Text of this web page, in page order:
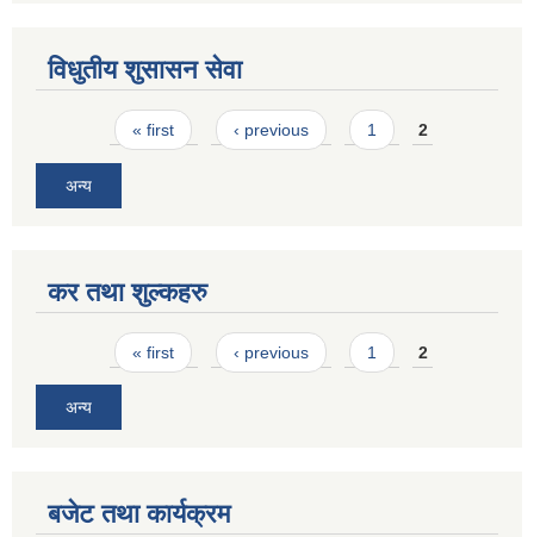
विधुतीय शुसासन सेवा
Pages« first ‹ previous 1 2
अन्य
कर तथा शुल्कहरु
Pages« first ‹ previous 1 2
अन्य
बजेट तथा कार्यक्रम